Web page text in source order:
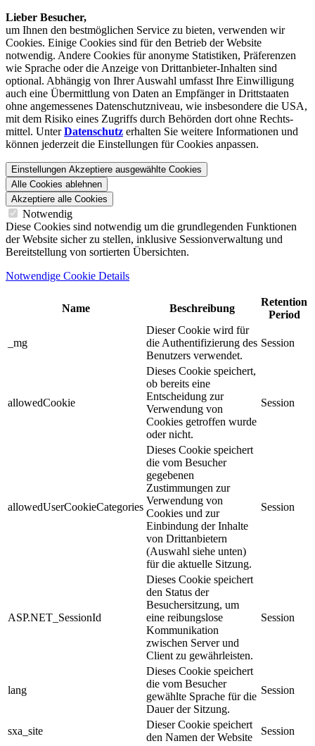
Lieber Besucher,
um Ihnen den best­möglichen Service zu bieten, verwenden wir
Cookies. Einige Cookies sind für den Betrieb der Website
notwendig. Andere Cookies für anonyme Statistiken, Präferenzen
wie Sprache oder die Anzeige von Dritt­anbieter-Inhalten sind
optional. Abhängig von Ihrer Auswahl umfasst Ihre Einwilligung
auch eine Übermittlung von Daten an Empfänger in Drittstaaten
ohne angemessenes Daten­schutz­niveau, wie insbesondere die USA,
mit dem Risiko eines Zugriffs durch Behörden dort ohne Rechts­
mittel. UnterDatenschutz erhalten Sie weitere Informationen und
können jederzeit die Einstellungen für Cookies anpassen.
Einstellungen Akzeptiere ausgewählte Cookies
Alle Cookies ablehnen
Akzeptiere alle Cookies
Notwendig
Diese Cookies sind notwendig um die grundlegenden Funktionen
der Website sicher zu stellen, inklusive Sessionverwaltung und
Bereitstellung von sortierten Übersichten.
Notwendige Cookie Details
Name Beschreibung
Retention
Period
_mg
Dieser Cookie wird für
die Authentifizierung des
Benutzers verwendet.
Session
allowedCookie
Dieses Cookie speichert,
ob bereits eine
Entscheidung zur
Verwendung von
Cookies getroffen wurde
oder nicht.
Session
allowedUserCookieCategories
Dieses Cookie speichert
die vom Besucher
gegebenen
Zustimmungen zur
Verwendung von
Cookies und zur
Einbindung der Inhalte
von Drittanbietern
(Auswahl siehe unten)
für die aktuelle Sitzung.
Session
ASP.NET_SessionId
Dieses Cookie speichert
den Status der
Besuchersitzung, um
eine reibungslose
Kommunikation
zwischen Server und
Client zu gewährleisten.
Session
lang
Dieses Cookie speichert
die vom Besucher
gewählte Sprache für die
Dauer der Sitzung.
Session
sxa_site
Dieser Cookie speichert
den Namen der Website
Session